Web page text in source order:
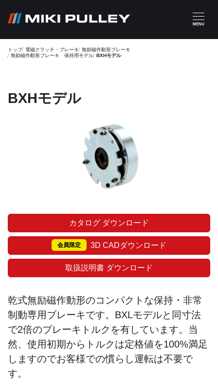
MENU
トップ 電磁クラッチ・ブレーキ 無励磁作動形ブレーキ
無励磁作動形ブレーキ 保持用モデル BXHモデル
BXHモデル
カタログ ダウンロード
会員限定 3D CADダウンロード
取扱説明書 ダウンロード
乾式無励磁作動形のコンパクトな保持・非常
制動専用ブレーキです。BXLモデルと同寸法
で2倍のブレーキトルクを有しています。当
然、使用初期からトルクは定格値を100%満足
しますのでお客様での慣らし運転は不要で
す。